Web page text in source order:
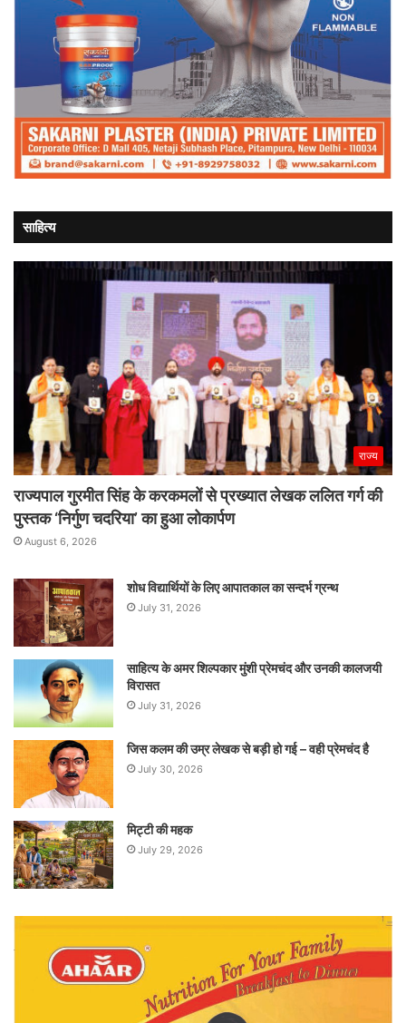
साहित्य
राज्य
राज्यपाल गुरमीत सिंह के करकमलों से प्रख्यात लेखक ललित गर्ग की
पुस्तक ‘निर्गुण चदरिया’ का हुआ लोकार्पण
August 6, 2026
शोध विद्यार्थियों के लिए आपातकाल का सन्दर्भ ग्रन्थ
July 31, 2026
साहित्य के अमर शिल्पकार मुंशी प्रेमचंद और उनकी कालजयी
विरासत
July 31, 2026
जिस कलम की उम्र लेखक से बड़ी हो गई – वही प्रेमचंद है
July 30, 2026
मिट्टी की महक
July 29, 2026